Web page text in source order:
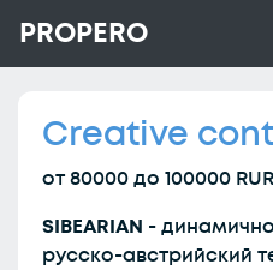
PROPERO
Creative
от 80000 до 100000 RUR
SIBEARIAN -
русско-австрийский